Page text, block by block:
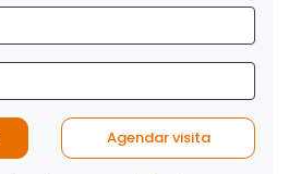
Agendar visita